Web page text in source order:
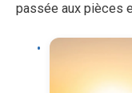
passée aux pièces